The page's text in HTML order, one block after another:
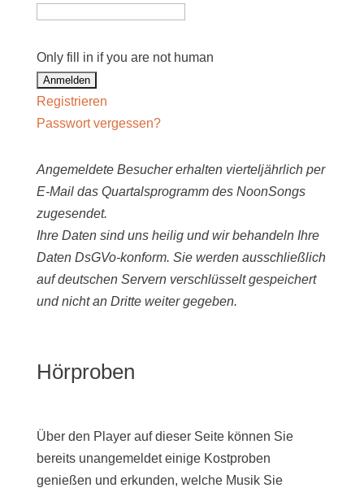
Only fill in if you are not human
Registrieren
Passwort vergessen?
Angemeldete Besucher erhalten vierteljährlich per
E-Mail das Quartalsprogramm des NoonSongs
zugesendet.
Ihre Daten sind uns heilig und wir behandeln Ihre
Daten DsGVo-konform. Sie werden ausschließlich
auf deutschen Servern verschlüsselt gespeichert
und nicht an Dritte weiter gegeben.
Hörproben
Über den Player auf dieser Seite können Sie
bereits unangemeldet einige Kostproben
genießen und erkunden, welche Musik Sie